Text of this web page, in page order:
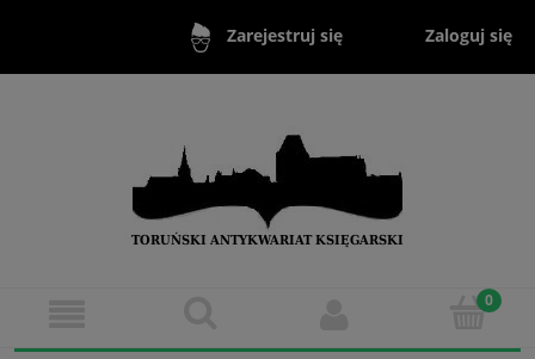
Zarejestruj się Zaloguj się